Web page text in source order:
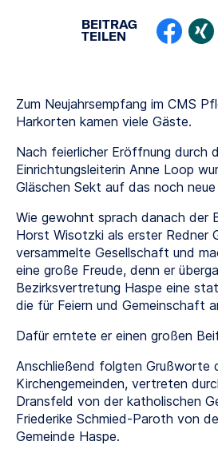
BEITRAG
TEILEN
Zum Neujahrsempfang im CMS
Harkorten kamen viele Gäste.
Nach feierlicher Eröffnung durch
Einrichtungsleiterin Anne Loop
Gläschen Sekt auf das noch
Wie gewohnt sprach danach der
Horst Wisotzki als erster Redner
versammelte Gesellschaft und
eine große Freude, denn er
Bezirksvertretung Haspe eine
die für Feiern und Gemeinschaft
Dafür erntete er einen großen
Anschließend folgten Grußworte
Kirchengemeinden, vertreten
Dransfeld von der katholischen
Friederike Schmied-Paroth von
Gemeinde Haspe.